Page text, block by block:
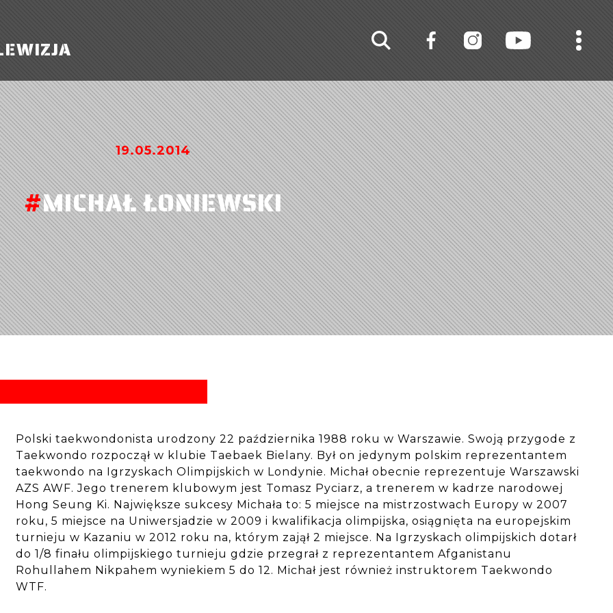
19.05.2014
#MICHAŁ ŁONIEWSKI
Polski taekwondonista urodzony 22 października 1988 roku w Warszawie. Swoją przygode z
Taekwondo rozpoczął w klubie Taebaek Bielany. Był on jedynym polskim reprezentantem
taekwondo na Igrzyskach Olimpijskich w Londynie. Michał obecnie reprezentuje Warszawski
AZS AWF. Jego trenerem klubowym jest Tomasz Pyciarz, a trenerem w kadrze narodowej
Hong Seung Ki. Największe sukcesy Michała to: 5 miejsce na mistrzostwach Europy w 2007
roku, 5 miejsce na Uniwersjadzie w 2009 i kwalifikacja olimpijska, osiągnięta na europejskim
turnieju w Kazaniu w 2012 roku na, którym zajął 2 miejsce. Na Igrzyskach olimpijskich dotarł
do 1/8 finału olimpijskiego turnieju gdzie przegrał z reprezentantem Afganistanu
Rohullahem Nikpahem wyniekiem 5 do 12. Michał jest również instruktorem Taekwondo
WTF.